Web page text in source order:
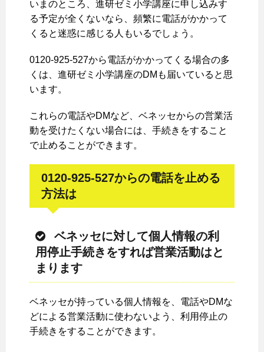
いまのところ、進研ゼミ小学講座に申し込みす
る予定が全くないなら、頻繁に電話がかかって
くると迷惑に感じる人もいるでしょう。
0120-925-527から電話がかかってくる場合の多
くは、進研ゼミ小学講座のDMも届いていると思
います。
これらの電話やDMなど、ベネッセからの営業活
動を受けたくない場合には、手続きをすること
で止めることができます。
0120-925-527からの電話を止める
方法は
ベネッセに対して個人情報の利
用停止手続きをすれば営業活動はと
まります
ベネッセが持っている個人情報を、電話やDMな
どによる営業活動に使わないよう、利用停止の
手続きをすることができます。